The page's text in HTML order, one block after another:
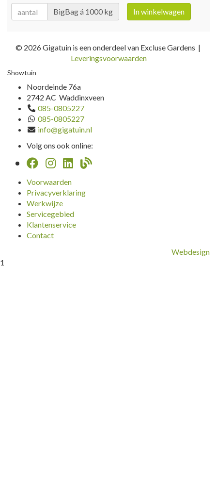
BigBag á 1000 kg In winkelwagen
© 2026 Gigatuin is een onderdeel van Excluse Gardens |
Leveringsvoorwaarden
Showtuin
Noordeinde 76a
2742 AC Waddinxveen
085-0805227
085-0805227
info@gigatuin.nl
Volg ons ook online:
Voorwaarden
Privacyverklaring
Werkwijze
Servicegebied
Klantenservice
Contact
Webdesign
1